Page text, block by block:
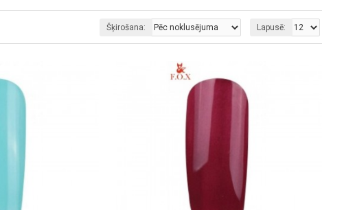
Šķirošana: Lapusē: